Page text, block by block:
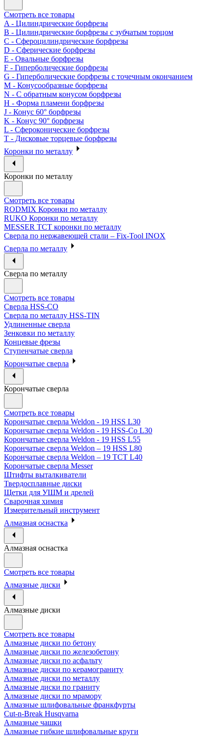
Смотреть все товары
A - Цилиндрические борфрезы
B - Цилиндрические борфрезы с зубчатым торцом
C - Сфероцилиндрические борфрезы
D - Сферические борфрезы
E - Овальные борфрезы
F - Гиперболические борфрезы
G - Гиперболические борфрезы с точечным окончанием
M - Конусообразные борфрезы
N - С обратным конусом борфрезы
H - Форма пламени борфрезы
J - Конус 60° борфрезы
K - Конус 90° борфрезы
L - Сфероконические борфрезы
T - Дисковые торцевые борфрезы
Коронки по металлу
Коронки по металлу
Смотреть все товары
RODMIX Коронки по металлу
RUKO Коронки по металлу
MESSER ТСТ коронки по металлу
Сверла по нержавеющей стали – Fix-Tool INOX
Сверла по металлу
Сверла по металлу
Смотреть все товары
Сверла HSS-CO
Сверла по металлу HSS-TIN
Удлиненные сверла
Зенковки по металлу
Концевые фрезы
Ступенчатые сверла
Корончатые сверла
Корончатые сверла
Смотреть все товары
Корончатые сверла Weldon - 19 HSS L30
Корончатые сверла Weldon - 19 HSS-Co L30
Корончатые сверла Weldon - 19 HSS L55
Корончатые сверла Weldon – 19 HSS L80
Корончатые сверла Weldon – 19 TCT L40
Корончатые сверла Messer
Штифты выталкиватели
Твердосплавные диски
Щетки для УШМ и дрелей
Сварочная химия
Измерительный инструмент
Алмазная оснастка
Алмазная оснастка
Смотреть все товары
Алмазные диски
Алмазные диски
Смотреть все товары
Алмазные диски по бетону
Алмазные диски по железобетону
Алмазные диски по асфальту
Алмазные диски по керамограниту
Алмазные диски по металлу
Алмазные диски по граниту
Алмазные диски по мрамору
Алмазные шлифовальные франкфурты
Cut-n-Break Husqvarna
Алмазные чашки
Алмазные гибкие шлифовальные круги